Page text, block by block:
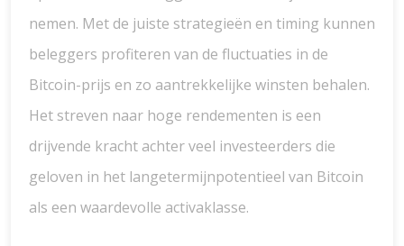
nemen. Met de juiste strategieën en timing kunnen
beleggers profiteren van de fluctuaties in de
Bitcoin-prijs en zo aantrekkelijke winsten behalen.
Het streven naar hoge rendementen is een
drijvende kracht achter veel investeerders die
geloven in het langetermijnpotentieel van Bitcoin
als een waardevolle activaklasse.